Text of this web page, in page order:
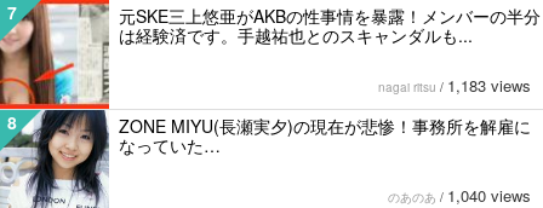
7
元SKE三上悠亜がAKBの性事情を暴露！メンバーの半分
は経験済です。手越祐也とのスキャンダルも...
nagai ritsu / 1,183 views
8
ZONE MIYU(長瀬実夕)の現在が悲惨！事務所を解雇に
なっていた…
のあのあ / 1,040 views